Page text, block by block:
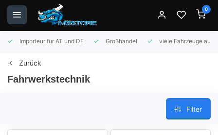
0
Importeur für AT und DE Großhandel viele Fahrzeuge auf
Zurück
Fahrwerkstechnik
Filter